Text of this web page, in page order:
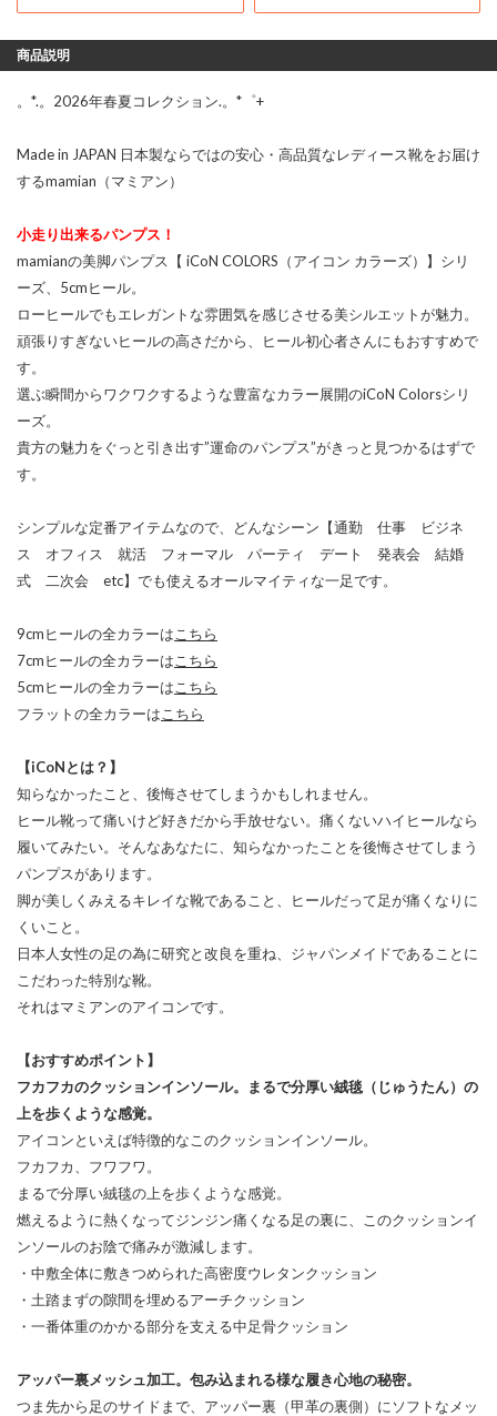
商品説明
。*.。2026年春夏コレクション.。*゜+
Made in JAPAN 日本製ならではの安心・高品質なレディース靴をお届け
するmamian（マミアン）
小走り出来るパンプス！
mamianの美脚パンプス【 iCoN COLORS（アイコン カラーズ）】シリ
ーズ、5cmヒール。
ローヒールでもエレガントな雰囲気を感じさせる美シルエットが魅力。
頑張りすぎないヒールの高さだから、ヒール初心者さんにもおすすめで
す。
選ぶ瞬間からワクワクするような豊富なカラー展開のiCoN Colorsシリ
ーズ。
貴方の魅力をぐっと引き出す”運命のパンプス”がきっと見つかるはずで
す。
シンプルな定番アイテムなので、どんなシーン【通勤 仕事 ビジネ
ス オフィス 就活 フォーマル パーティ デート 発表会 結婚
式 二次会 etc】でも使えるオールマイティな一足です。
9cmヒールの全カラーは こちら
7cmヒールの全カラーは こちら
5cmヒールの全カラーは こちら
フラットの全カラーは こちら
【iCoNとは？】
知らなかったこと、後悔させてしまうかもしれません。
ヒール靴って痛いけど好きだから手放せない。痛くないハイヒールなら
履いてみたい。そんなあなたに、知らなかったことを後悔させてしまう
パンプスがあります。
脚が美しくみえるキレイな靴であること、ヒールだって足が痛くなりに
くいこと。
日本人女性の足の為に研究と改良を重ね、ジャパンメイドであることに
こだわった特別な靴。
それはマミアンのアイコンです。
【おすすめポイント】
フカフカのクッションインソール。まるで分厚い絨毯（じゅうたん）の
上を歩くような感覚。
アイコンといえば特徴的なこのクッションインソール。
フカフカ、フワフワ。
まるで分厚い絨毯の上を歩くような感覚。
燃えるように熱くなってジンジン痛くなる足の裏に、このクッションイ
ンソールのお陰で痛みが激減します。
・中敷全体に敷きつめられた高密度ウレタンクッション
・土踏まずの隙間を埋めるアーチクッション
・一番体重のかかる部分を支える中足骨クッション
アッパー裏メッシュ加工。包み込まれる様な履き心地の秘密。
つま先から足のサイドまで、アッパー裏（甲革の裏側）にソフトなメッ